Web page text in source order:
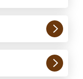
—
на
и